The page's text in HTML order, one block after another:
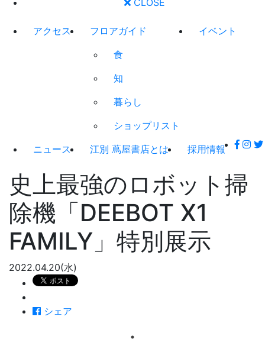
アクセス
フロアガイド
食
知
暮らし
ショップリスト
イベント
ニュース 江別 蔦屋書店とは 採用情報
史上最強のロボット掃
除機「DEEBOT X1
FAMILY」特別展示
2022.04.20(水)
シェア